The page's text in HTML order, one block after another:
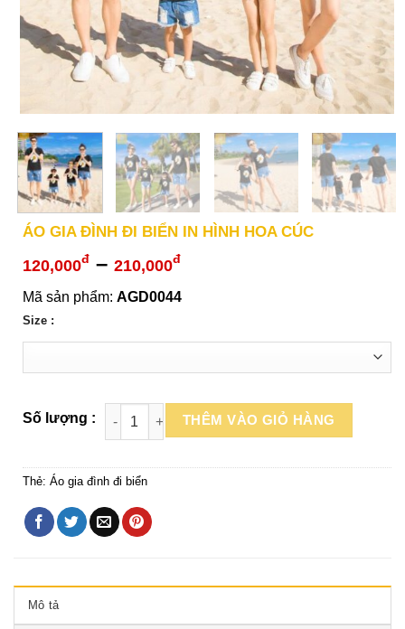
ÁO GIA ĐÌNH ĐI BIỂN IN HÌNH HOA CÚC
120,000đ – 210,000đKhoảng
từ
đến
210,000đ
Mã sản phẩm: AGD0044
Size :
THÊM VÀO GIỎ HÀNG
Thẻ: Áo gia đình đi biển
Mô tả